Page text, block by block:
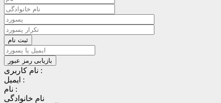
نام کاربری :
ایمیل :
نام :
نام خانوادگی